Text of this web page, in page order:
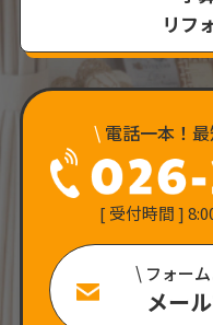
リフ
\ 電話一本！
[ 受付時間 ]
\ フォー
メー